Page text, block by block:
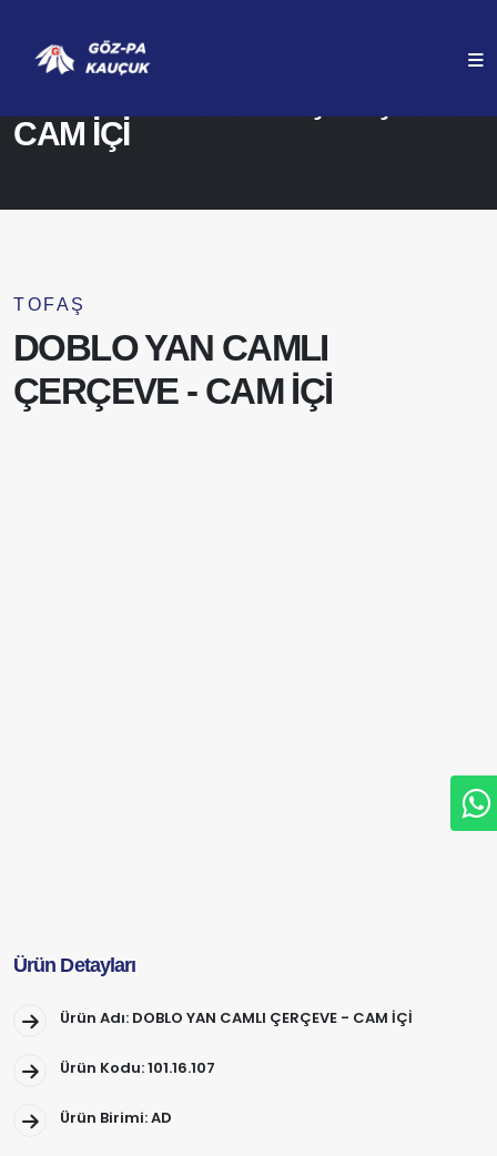
CAM İÇİ
ANASAYFA ÜRÜNLERIMIZ
TOFAŞ
DOBLO YAN CAMLI
ÇERÇEVE - CAM İÇİ
Ürün Detayları
Ürün Adı: DOBLO YAN CAMLI ÇERÇEVE - CAM İÇİ
Ürün Kodu: 101.16.107
Ürün Birimi: AD